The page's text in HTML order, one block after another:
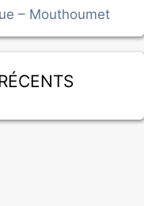
– Mouthoumet